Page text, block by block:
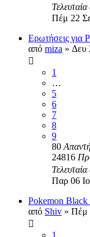
Πέμ 22
Ερωτήσεις για
από miza » Δευ
1
…
5
6
7
8
9
80
24816
Παρ 06
Pokemon Black
από Shiv » Πέμ
1